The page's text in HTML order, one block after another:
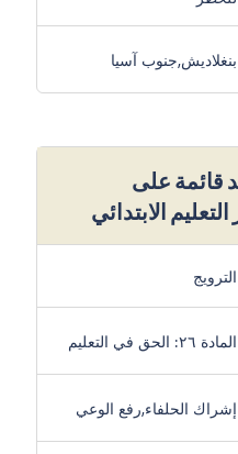
بنغلاديش,جنوب آسيا
قائمة على
الابتدائي
الترويج
المادة ٢٦: الحق في التعليم
إشراك الحلفاء,رفع الوعي